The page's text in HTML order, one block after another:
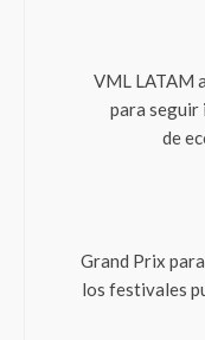
VML LATAM
para seguir
de
Grand Prix
los festivales